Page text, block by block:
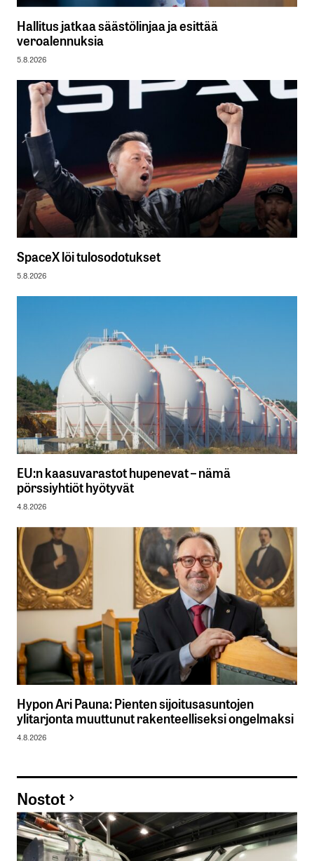
Hallitus jatkaa säästölinjaa ja esittää
veroalennuksia
5.8.2026
SpaceX löi tulosodotukset
5.8.2026
EU:n kaasuvarastot hupenevat – nämä
pörssiyhtiöt hyötyvät
4.8.2026
Hypon Ari Pauna: Pienten sijoitusasuntojen
ylitarjonta muuttunut rakenteelliseksi ongelmaksi
4.8.2026
Nostot